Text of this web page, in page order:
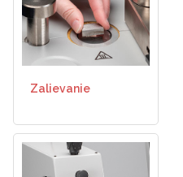
Zalievanie